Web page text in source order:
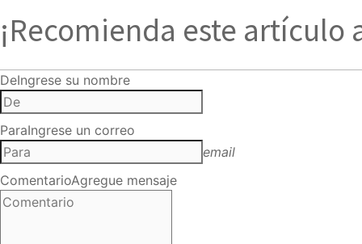
¡Recomienda este artículo
DeIngrese su nombre
ParaIngrese un correo
email
ComentarioAgregue mensaje